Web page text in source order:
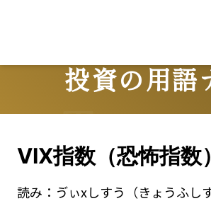
投資の用語
VIX指数（恐怖指数）
読み： ゔぃxしすう（きょうふし